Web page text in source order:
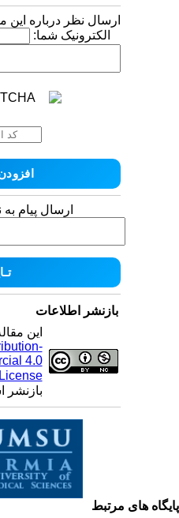
ارسال نظر درباره این
الکترونیک شما:
ارسال پیام به
بازنشر اطلاعات
این
4.0
License
بازنشر
های مرتبط